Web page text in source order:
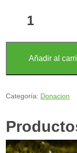
Montaña
Añadir al
Categoría: Donacion